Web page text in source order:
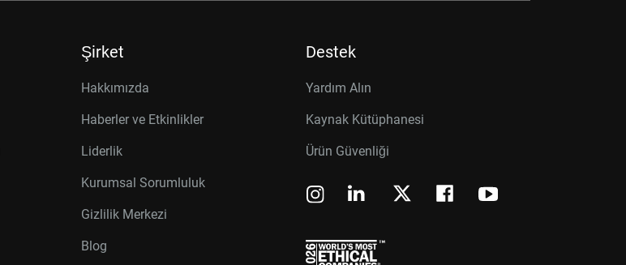
Şirket
Hakkımızda
Haberler ve Etkinlikler
Liderlik
Kurumsal Sorumluluk
Gizlilik Merkezi
Blog
Destek
Yardım Alın
Kaynak Kütüphanesi
Ürün Güvenliği